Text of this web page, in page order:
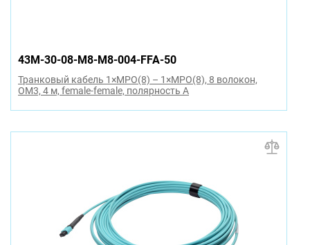
43M-30-08-M8-M8-004-FFA-50
Транковый кабель 1×MPO(8) – 1×MPO(8), 8 волокон,
OM3, 4 м, female-female, полярность A